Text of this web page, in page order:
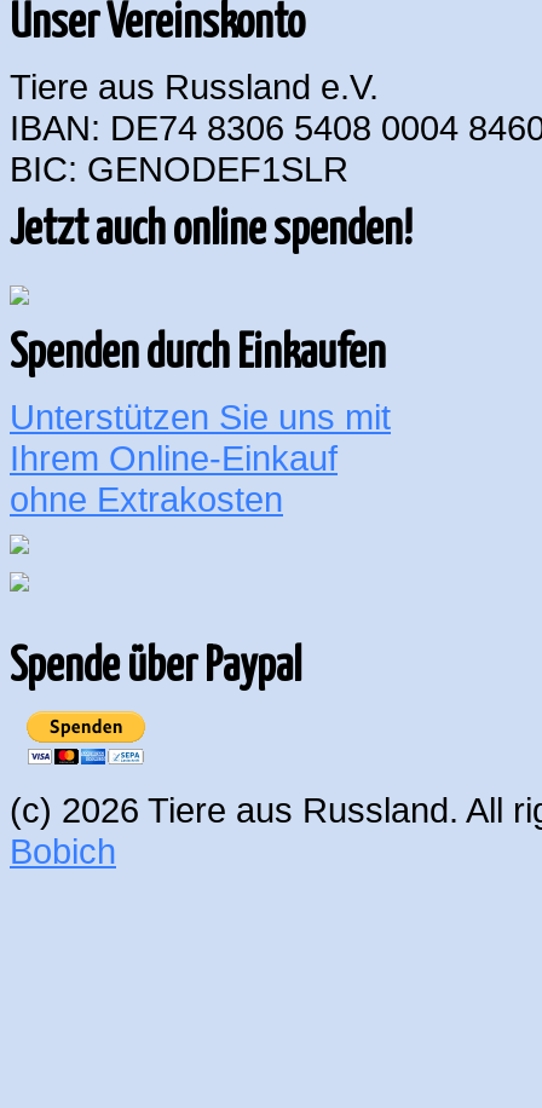
Unser Vereinskonto
Tiere aus Russland e.V.
IBAN: DE74 8306 5408 0004
BIC: GENODEF1SLR
Jetzt auch online spenden!
Spenden durch Einkaufen
Unterstützen Sie uns mit
Ihrem Online-Einkauf
ohne Extrakosten
Spende über Paypal
(c) 2026 Tiere aus Russland. All
Bobich